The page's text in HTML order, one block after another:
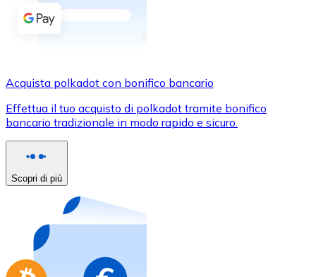
Bonifico SEPA
Usa le carte Visa e Mastercard per acquistare
Acquista con carta
Acquista gift card dei tuoi marchi preferiti con
Vai al negozio di carte regalo
Acquista polkadot con bonifico bancario
Effettua il tuo acquisto di polkadot tramite bonifico
bancario tradizionale in modo rapido e sicuro.
Scopri di più